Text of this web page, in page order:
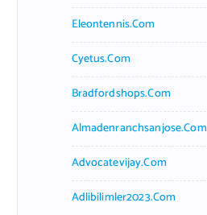
Eleontennis.com
Cyetus.com
Bradfordshops.com
Almadenranchsanjose.com
Advocatevijay.com
Adlibilimler2023.com